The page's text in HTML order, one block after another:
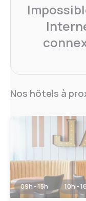
Nos hôtels à
09h - 15h 10h -